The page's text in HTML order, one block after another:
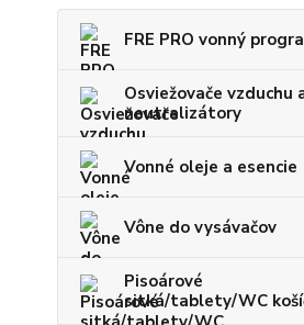
FRE PRO vonný
Osviežovače vzduchu
neutralizátory
Vonné oleje a esencie
Vône do vysávačov
Pisoárové
sitká/tablety/WC